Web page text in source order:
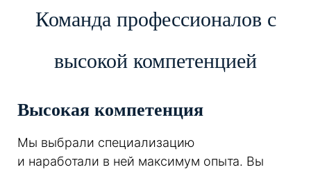
Команда профессионалов с
высокой компетенцией
Высокая компетенция
Мы выбрали специализацию
и наработали в ней максимум опыта. Вы